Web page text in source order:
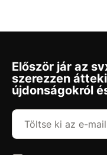
Először jár az
szerezzen
újdonságokról